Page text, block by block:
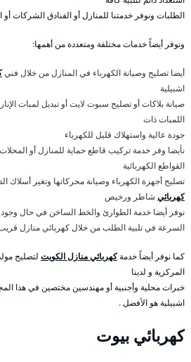
الطلبات ونوفر خدمتنا للمنازل أو الفنادق الشركات
ونوفر أيضاً خدمات مختلفة ومتعددة من أهمها:
أيضا تصليح وصيانة الكهرباء في المنازل من خلال فني
اشبيلية
صيانة بلاكات أو تصليح سبوت لايت أو تبديل لمبات
اللمبات ذات
جودة عالية واستهلاك قليل للكهرباء
نأيضا وفر خدمة تركيب قاطع حماية للمنازل أو المحلات
القواطع الكهربائية
تصليح أجهزة الكهرباء وصيانة محركاتها وتغير أسلاك
كهربائي شاطر ورخيص
نوفر أيضا خدمة الطوارئ والخط الساخن في حال
السرعة في تلبية الطلب من خلال كهربائي منازل
كما نوفر أيضاً خدمةكهربائي منازل الكويت لتصليح
المركزية و لدينا
خبرات محلية وأجنبية أو مهندسين مختصين في هذا
اشبيلية هو الأفضل .
كهربائي بيوت